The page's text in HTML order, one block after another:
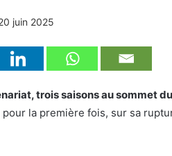
juin 2025
trois saisons au sommet
la première fois, sur sa